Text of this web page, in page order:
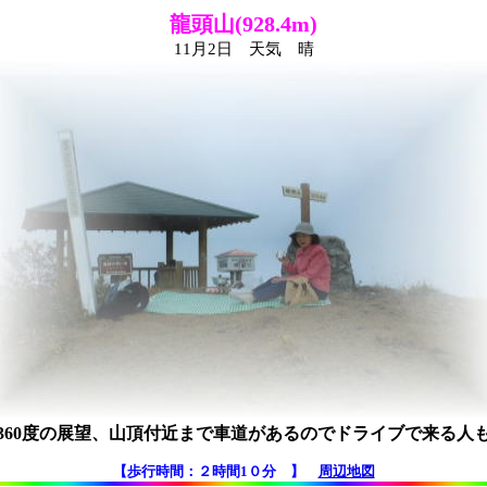
龍頭山(928.4m)
11月2日 天気 晴
度の展望、山頂付近まで車道があるのでドライブで来る人
【歩行時間：２時間1０分 】 周辺地図